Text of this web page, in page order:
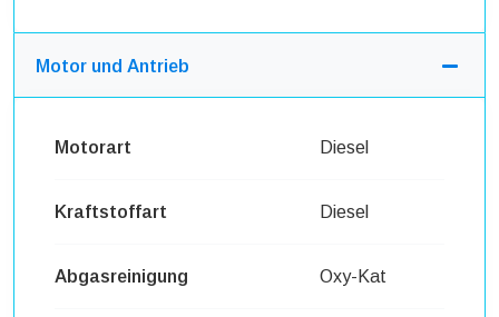
Motor und Antrieb
Motorart Diesel
Kraftstoffart Diesel
Abgasreinigung Oxy-Kat